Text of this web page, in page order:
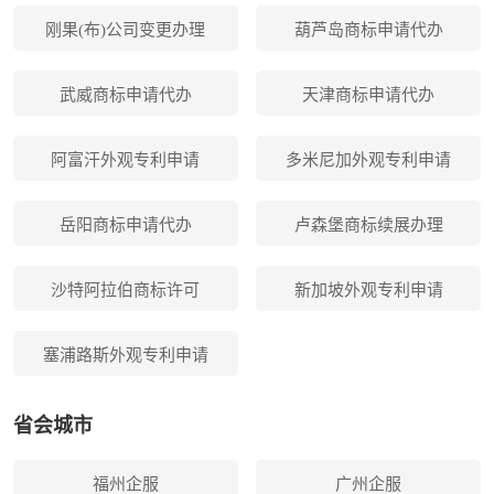
刚果(布)公司变更办理 葫芦岛商标申请代办
武威商标申请代办 天津商标申请代办
阿富汗外观专利申请 多米尼加外观专利申请
岳阳商标申请代办 卢森堡商标续展办理
沙特阿拉伯商标许可 新加坡外观专利申请
塞浦路斯外观专利申请
省会城市
福州企服 广州企服